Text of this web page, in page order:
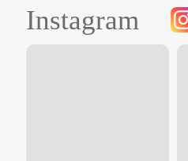
Instagram